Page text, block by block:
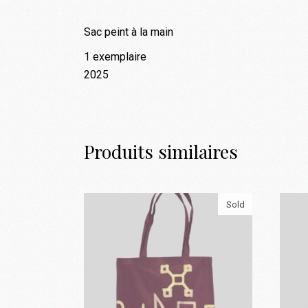
Sac peint à la main
1 exemplaire
2025
Produits similaires
Sold